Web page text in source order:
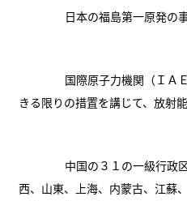
日本の福島第一原発の
国際原子力機関（ＩＡ
きる限りの措置を講じて、放射
中国の３１の一級行政
西、山東、上海、内蒙古、江蘇